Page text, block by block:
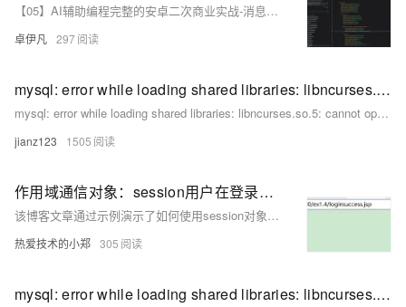
【05】AI辅助编程完整的安卓二次商业实战-消息页面媒体对象(Media Object)布局实战调整-按钮样式调整实践-优雅草伊凡
卓伊凡 297
mysql: error while loading shared libraries: libncurses.so.5: cannot open shared object file
mysql: error while loading shared libraries: libncurses.so.5: cannot open shared object file
jianz123 1505
作用域通信对象：session用户在登录时通过`void setAttribute(String name,Object value)`方法设置用户名和密码。点击登录按钮后，跳转到另外一个页面显示用户
该博客文章通过示例演示了如何使用session对象的`setAttribute`和`getAttribute`方法在不同页面间传递和显示用户的用户名和密码信息，并说明了如何设置会话的有效期。
热爱技术的小郑 305
mysql: error while loading shared libraries: libncurses.so.5: cannot open shared object file